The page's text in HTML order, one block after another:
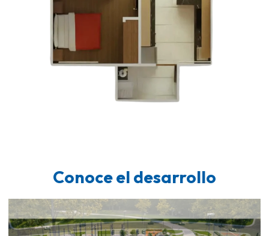
Conoce el desarrollo